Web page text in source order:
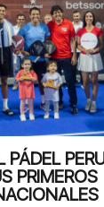
PÁDEL
PRIMEROS